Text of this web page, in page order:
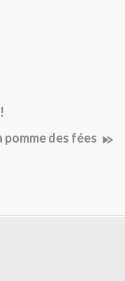
pomme des fées